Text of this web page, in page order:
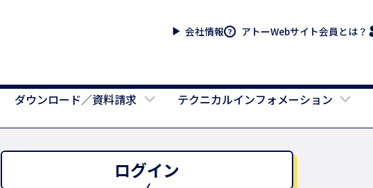
会社情報 アトーWebサイト会員とは？
ダウンロード／資料請求 テクニカルインフォメーション
ログイン